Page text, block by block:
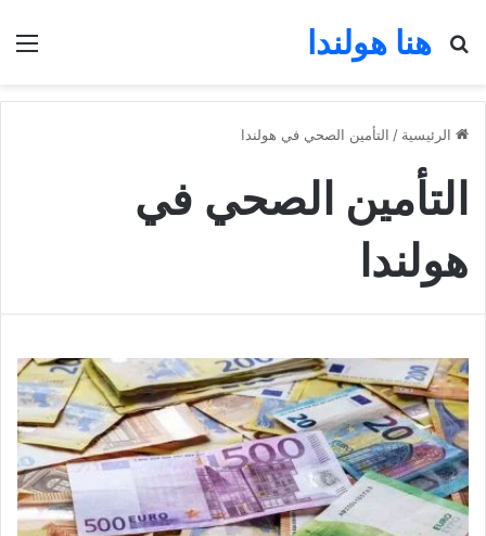
هنا هولندا
بحث عن
الرئيسية / التأمين الصحي في هولندا
التأمين الصحي في
هولندا